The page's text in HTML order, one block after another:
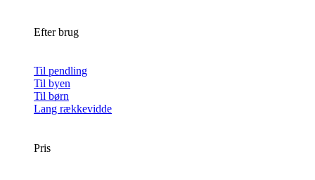
Efter brug
Til pendling
Til byen
Til børn
Lang rækkevidde
Pris